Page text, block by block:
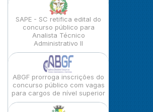
SAPE - SC retifica edital do
concurso público para
Analista Técnico
Administrativo II
ABGF prorroga inscrições do
concurso público com vagas
para cargos de nível superior